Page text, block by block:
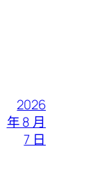
2026
年 8 月
7 日